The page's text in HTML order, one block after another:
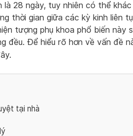
là 28 ngày, tuy nhiên có thể
thời gian giữa các kỳ kinh liên
tượng phụ khoa phổ biến này
đều. Để hiểu rõ hơn về vấn đề
tại nhà